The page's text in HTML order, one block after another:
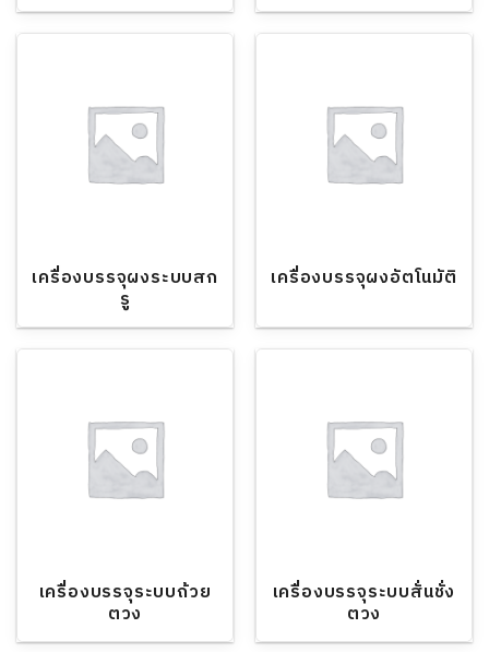
เครื่องบรรจุผงระบบสก
รู
เครื่องบรรจุผงอัตโนมัติ
เครื่องบรรจุระบบถ้วย
ตวง
เครื่องบรรจุระบบสั่นชั่ง
ตวง